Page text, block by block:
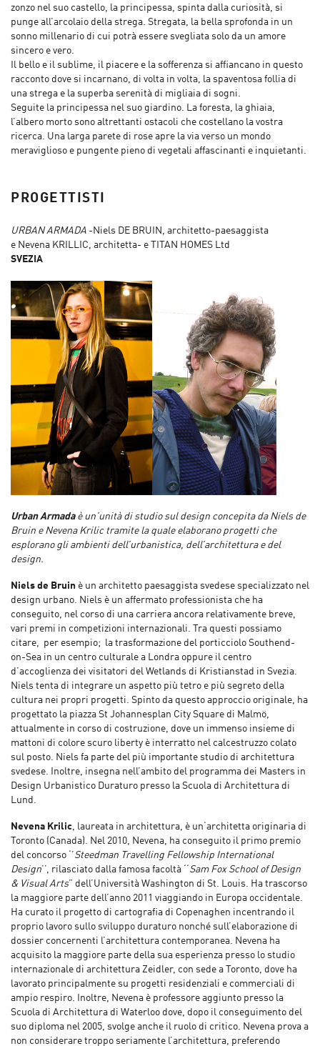
zonzo nel suo castello, la principessa, spinta dalla curiosità, si
punge all’arcolaio della strega. Stregata, la bella sprofonda in un
sonno millenario di cui potrà essere svegliata solo da un amore
sincero e vero.
Il bello e il sublime, il piacere e la sofferenza si affiancano in questo
racconto dove si incarnano, di volta in volta, la spaventosa follia di
una strega e la superba serenità di migliaia di sogni.
Seguite la principessa nel suo giardino. La foresta, la ghiaia,
l’albero morto sono altrettanti ostacoli che costellano la vostra
ricerca. Una larga parete di rose apre la via verso un mondo
meraviglioso e pungente pieno di vegetali affascinanti e inquietanti.
PROGETTISTI
URBAN ARMADA -Niels DE BRUIN, architetto-paesaggista
e Nevena KRILLIC, architetta- e TITAN HOMES Ltd
SVEZIA
Urban Armadaè un’unità di studio sul design concepita da Niels de
Bruin e Nevena Krilic tramite la quale elaborano progetti che
esplorano gli ambienti dell’urbanistica, dell’architettura e del
design.
Niels de Bruin è un architetto paesaggista svedese specializzato nel
design urbano. Niels è un affermato professionista che ha
conseguito, nel corso di una carriera ancora relativamente breve,
vari premi in competizioni internazionali. Tra questi possiamo
citare, per esempio; la trasformazione del porticciolo Southend-
on-Sea in un centro culturale a Londra oppure il centro
d’accoglienza dei visitatori del Wetlands di Kristianstad in Svezia.
Niels tenta di integrare un aspetto più tetro e più segreto della
cultura nei propri progetti. Spinto da questo approccio originale, ha
progettato la piazza St Johannesplan City Square di Malmö,
attualmente in corso di costruzione, dove un immenso insieme di
mattoni di colore scuro liberty è interratto nel calcestruzzo colato
sul posto. Niels fa parte del più importante studio di architettura
svedese. Inoltre, insegna nell’ambito del programma dei Masters in
Design Urbanistico Duraturo presso la Scuola di Architettura di
Lund.
Nevena Krilic , laureata in architettura, è un‘architetta originaria di
Toronto (Canada). Nel 2010, Nevena, ha conseguito il primo premio
del concorso ‘’Steedman Travelling Fellowship International
Design’’, rilasciato dalla famosa facoltà ‘‘Sam Fox School of Design
& Visual Arts” dell’Università Washington di St. Louis. Ha trascorso
la maggiore parte dell’anno 2011 viaggiando in Europa occidentale.
Ha curato il progetto di cartografia di Copenaghen incentrando il
proprio lavoro sullo sviluppo duraturo nonché sull’elaborazione di
dossier concernenti l’architettura contemporanea. Nevena ha
acquisito la maggiore parte della sua esperienza presso lo studio
internazionale di architettura Zeidler, con sede a Toronto, dove ha
lavorato principalmente su progetti residenziali e commerciali di
ampio respiro. Inoltre, Nevena è professore aggiunto presso la
Scuola di Architettura di Waterloo dove, dopo il conseguimento del
suo diploma nel 2005, svolge anche il ruolo di critico. Nevena prova a
non considerare troppo seriamente l’architettura, preferendo